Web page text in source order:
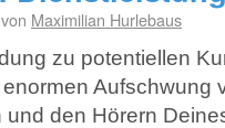
von Maximilian Hurlebaus
zu potentiellen
Aufschwung
den Hörern